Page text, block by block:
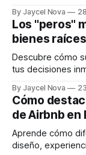
By Jaycel Nova
Los "peros"
bienes raíces
Descubre cómo
tus decisiones
By Jaycel Nova
Cómo
de Airbnb en
Aprende cómo
diseño,